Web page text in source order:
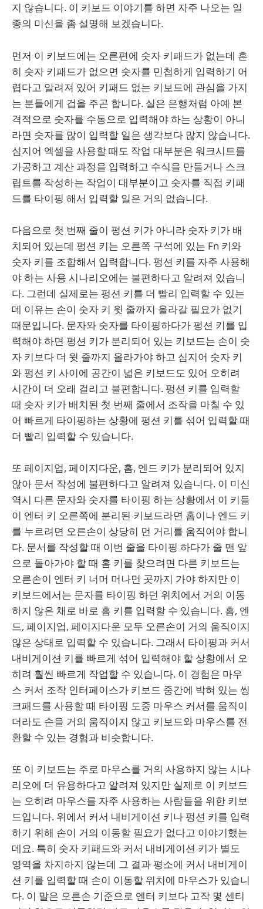
지 않습니다. 이 키보드 이야기를 하면 자주 나오는 일
종의 미신을 좀 설명해 보겠습니다.
먼저 이 키보드에는 오른편에 숫자 키패드가 없는데 흔
히 숫자 키패드가 없으면 숫자를 민첩하게 입력하기 어
렵다고 알려져 있어 키패드 없는 키보드에 관심을 가지
는 분들에게 겁을 주곤 합니다. 실은 은행처럼 아예 본
격적으로 숫자를 수동으로 입력해야 하는 상황이 아니
라면 숫자를 많이 입력할 일은 생각보다 많지 않습니다.
심지어 엑셀을 사용할 때도 작업 대부분은 워크시트를
가공하고 계산 과정을 입력하고 수식을 만들거나 스크
립트를 작성하는 작업이 대부분이고 숫자를 직접 키패
드를 타이핑 해서 입력할 일은 거의 없습니다.
다음으로 첫 번째 줄이 펑션 키가 아니라 숫자 키가 배
치되어 있는데 펑션 키는 오른쪽 구석에 있는 Fn 키와
숫자 키를 조합해서 입력합니다. 펑션 키를 자주 사용해
야 하는 사용 시나리오에는 불편하다고 알려져 있습니
다. 그런데 실제로는 펑션 키를 더 빨리 입력할 수 있는
데 이유는 손이 숫자 키 윗 줄까지 올라갈 필요가 없기
때문입니다. 문자와 숫자를 타이핑하다가 펑션 키를 입
력해야 하면 펑션 키가 분리되어 있는 키보드는 손이 숫
자 키보다 더 윗 줄까지 올라가야 하고 심지어 숫자 키
와 펑션 키 사이에 공간이 넓은 키보드도 있어 오히려
시간이 더 오래 걸리고 불편합니다. 펑션 키를 입력할
때 숫자 키가 배치된 첫 번째 줄에서 조작을 마칠 수 있
어 빠르게 타이핑하는 상황에 펑션 키를 섞어 입력할 때
더 빨리 입력할 수 있습니다.
또 페이지업, 페이지다운, 홈, 엔드 키가 분리되어 있지
않아 문서 작성에 불편하다고 알려져 있습니다. 이 미신
역시 다른 문자와 숫자를 타이핑 하는 상황에서 이 키들
이 엔터 키 오른쪽에 분리된 키보드라면 홈이나 엔드 키
를 누르려면 오른손이 상당히 먼 거리를 움직여야 합니
다. 문서를 작성할 때 이번 줄을 타이핑 하다가 줄 맨 앞
으로 돌아가야 할 때 홈 키를 찾으려면 다른 키보드는
오른손이 엔터 키 너머 머나먼 곳까지 가야 하지만 이
키보드에서는 문자를 타이핑 하던 위치에서 거의 이동
하지 않은 채로 바로 홈 키를 입력할 수 있습니다. 홈, 엔
드, 페이지업, 페이지다운 모두 오른손이 거의 움직이지
않은 상태로 입력할 수 있습니다. 그래서 타이핑과 커서
내비게이션 키를 빠르게 섞어 입력해야 할 상황에서 오
히려 훨씬 빠르게 작업할 수 있습니다. 이 경험은 마우
스 커서 조작 인터페이스가 키보드 중간에 박혀 있는 씽
크패드를 사용할 때 타이핑 도중 마우스 커서를 움직이
더라도 손을 거의 움직이지 않고 키보드와 마우스를 전
환할 수 있는 경험과 비슷합니다.
또 이 키보드는 주로 마우스를 거의 사용하지 않는 시나
리오에 더 유용하다고 알려져 있지만 실제로 이 키보드
는 오히려 마우스를 자주 사용하는 사람들을 위한 키보
드입니다. 위에서 커서 내비게이션 키나 펑션 키를 입력
하기 위해 손이 거의 이동할 필요가 없다고 이야기했는
데요. 특히 숫자 키패드와 커서 내비게이션 키가 별도
영역을 차지하지 않는데 그 결과 평소에 커서 내비게이
션 키를 입력할 때 손이 이동할 위치에 마우스가 있습니
다. 이 말은 오른손 기준으로 엔터 키보다 고작 몇 센티